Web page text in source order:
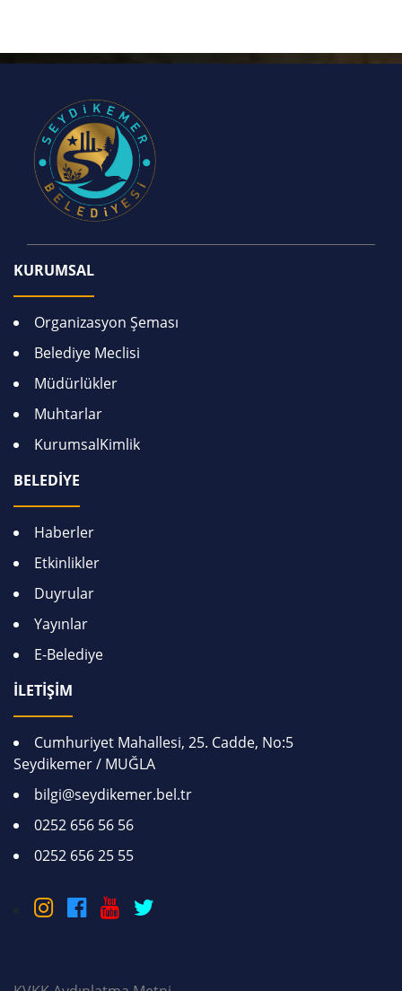
KURUMSAL
Organizasyon Şeması
Belediye Meclisi
Müdürlükler
Muhtarlar
KurumsalKimlik
BELEDİYE
Haberler
Etkinlikler
Duyrular
Yayınlar
E-Belediye
İLETİŞİM
Cumhuriyet Mahallesi, 25. Cadde, No:5
Seydikemer / MUĞLA
bilgi@seydikemer.bel.tr
0252 656 56 56
0252 656 25 55